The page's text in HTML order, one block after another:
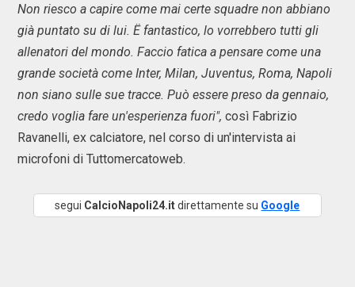
Non riesco a capire come mai certe squadre non abbiano
già puntato su di lui. Ë fantastico, lo vorrebbero tutti gli
allenatori del mondo. Faccio fatica a pensare come una
grande società come Inter, Milan, Juventus, Roma, Napoli
non siano sulle sue tracce. Può essere preso da gennaio,
credo voglia fare un'esperienza fuori", così Fabrizio
Ravanelli, ex calciatore, nel corso di un'intervista ai
microfoni di Tuttomercatoweb.
segui CalcioNapoli24.itdirettamente su Google